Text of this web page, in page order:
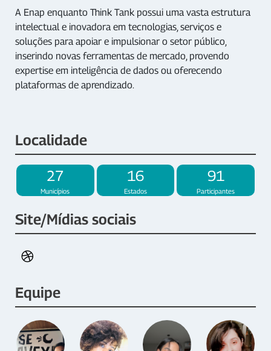
A Enap enquanto Think Tank possui uma vasta estrutura
intelectual e inovadora em tecnologias, serviços e
soluções para apoiar e impulsionar o setor público,
inserindo novas ferramentas de mercado, provendo
expertise em inteligência de dados ou oferecendo
plataformas de aprendizado.
Localidade
27
Municípios
16
Estados
91
Participantes
Site/Mídias sociais
Equipe